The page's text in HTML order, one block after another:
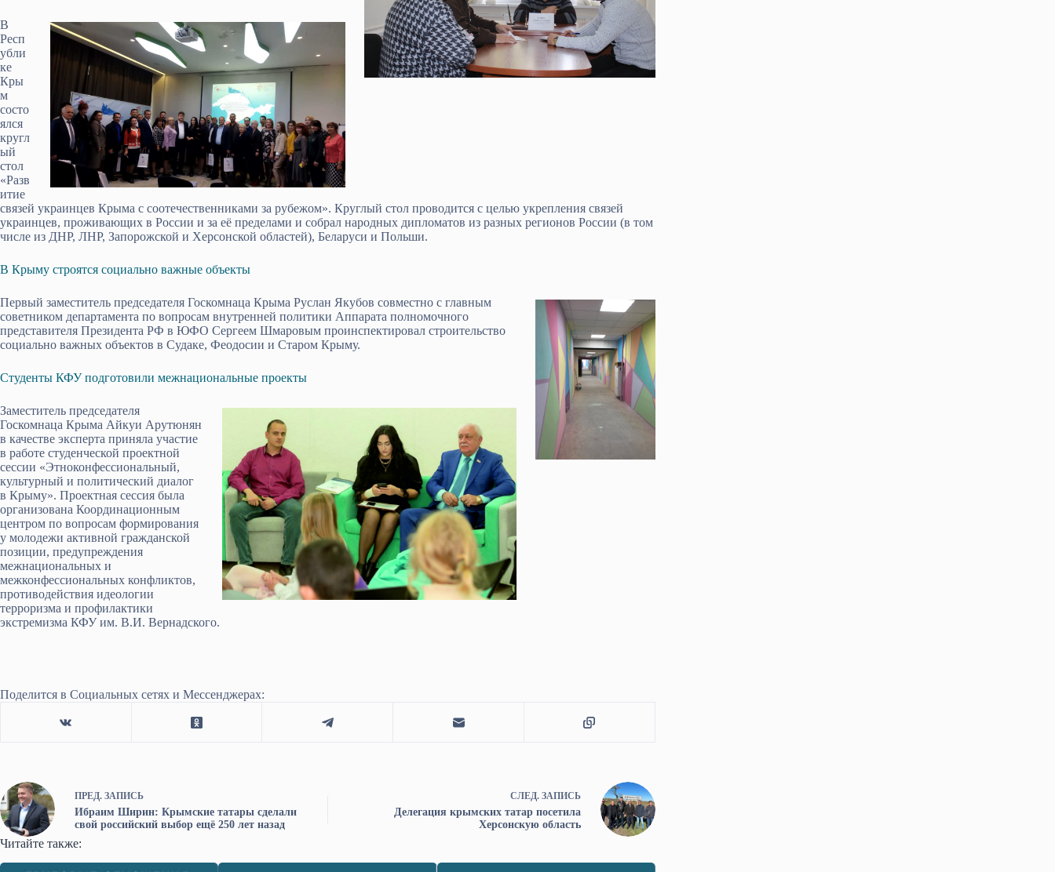
В
Респ
убли
ке
Кры
м
состо
ялся
кругл
ый
стол
«Разв
итие
связей украинцев Крыма с соотечественниками за рубежом». Круглый стол проводится с целью укрепления связей
украинцев, проживающих в России и за её пределами и собрал народных дипломатов из разных регионов России (в том
числе из ДНР, ЛНР, Запорожской и Херсонской областей), Беларуси и Польши.
В Крыму строятся социально важные объекты
Первый заместитель председателя Госкомнаца Крыма Руслан Якубов совместно с главным
советником департамента по вопросам внутренней политики Аппарата полномочного
представителя Президента РФ в ЮФО Сергеем Шмаровым проинспектировал строительство
социально важных объектов в Судаке, Феодосии и Старом Крыму.
Студенты КФУ подготовили межнациональные проекты
Заместитель председателя
Госкомнаца Крыма Айкуи Арутюнян
в качестве эксперта приняла участие
в работе студенческой проектной
сессии «Этноконфессиональный,
культурный и политический диалог
в Крыму». Проектная сессия была
организована Координационным
центром по вопросам формирования
у молодежи активной гражданской
позиции, предупреждения
межнациональных и
межконфессиональных конфликтов,
противодействия идеологии
терроризма и профилактики
экстремизма КФУ им. В.И. Вернадского.
Поделится в Социальных сетях и Мессенджерах:
ПРЕД. ЗАПИСЬ
Ибраим Ширин: Крымские татары сделали
свой российский выбор ещё 250 лет назад
СЛЕД. ЗАПИСЬ
Делегация крымских татар посетила
Херсонскую область
Читайте также: